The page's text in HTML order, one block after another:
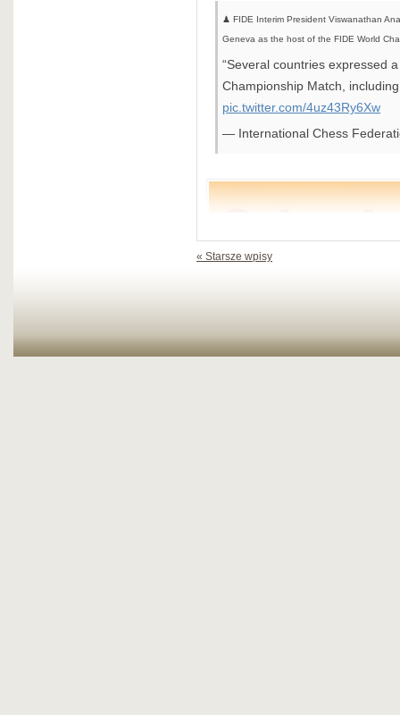
♟ FIDE Interim President Viswanathan
Geneva as the host of the FIDE World
“Several countries expressed
Championship Match,
pic.twitter.com/4uz43Ry6Xw
— International Chess
« Starsze wpisy